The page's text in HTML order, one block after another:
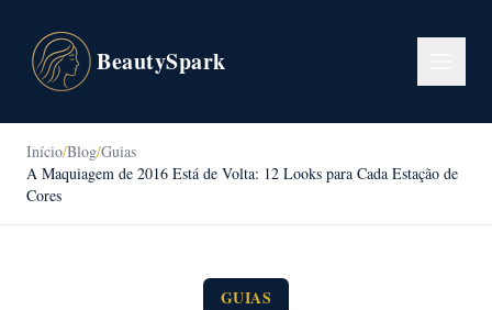
BeautySpark
Início/Blog/Guias
A Maquiagem de 2016 Está de Volta: 12 Looks para Cada Estação de
Cores
GUIAS